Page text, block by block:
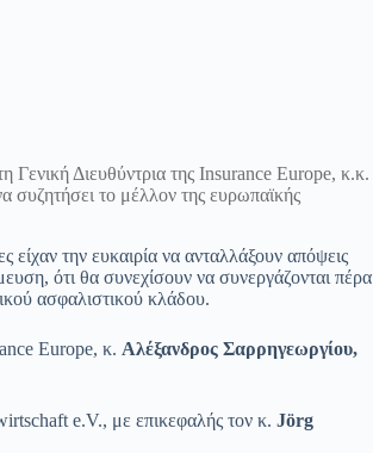
Γενική Διευθύντρια της Insurance Europe, κ.κ.
το μέλλον της ευρωπαϊκής
την ευκαιρία να ανταλλάξουν απόψεις
ότι θα συνεχίσουν να συνεργάζονται πέρα
ασφαλιστικού κλάδου.
Europe, κ. Αλέξανδρος Σαρρηγεωργίου,
e.V., με επικεφαλής τον κ. Jörg